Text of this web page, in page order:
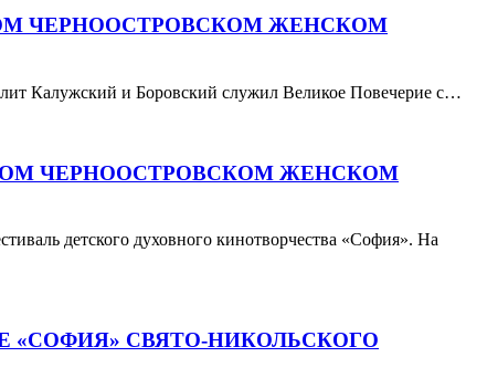
ЧЕРНООСТРОВСКОМ ЖЕНСКОМ
Калужский и Боровский служил Великое Повечерие с…
ЧЕРНООСТРОВСКОМ ЖЕНСКОМ
детского духовного кинотворчества «София». На
СВЯТО-НИКОЛЬСКОГО